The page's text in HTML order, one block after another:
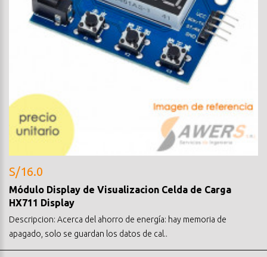
S/16.0
Módulo Display de Visualizacion Celda de Carga
HX711 Display
Descripcion: Acerca del ahorro de energía: hay memoria de
apagado, solo se guardan los datos de cal..